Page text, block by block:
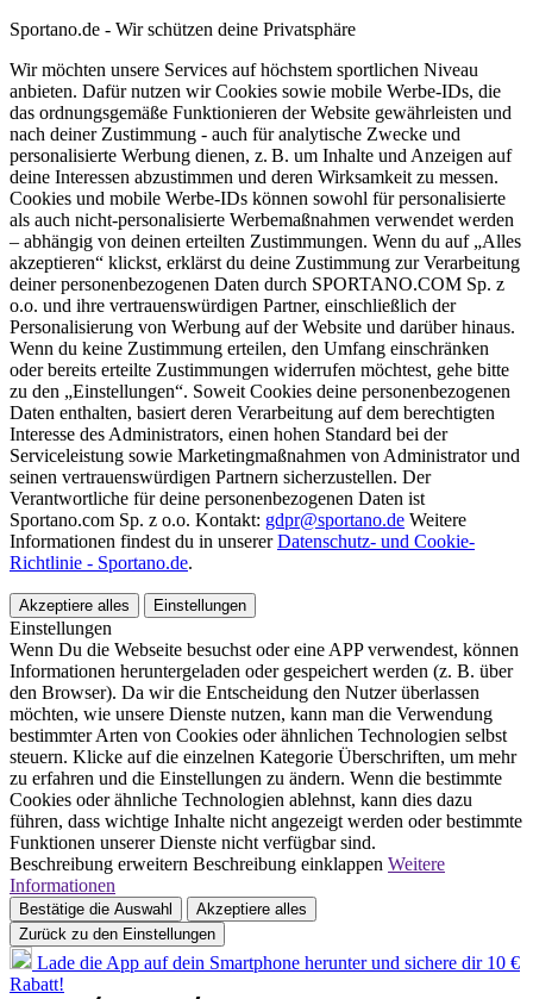
Sportano.de - Wir schützen deine Privatsphäre
Wir möchten unsere Services auf höchstem sportlichen Niveau
anbieten. Dafür nutzen wir Cookies sowie mobile Werbe-IDs, die
das ordnungsgemäße Funktionieren der Website gewährleisten und
nach deiner Zustimmung - auch für analytische Zwecke und
personalisierte Werbung dienen, z. B. um Inhalte und Anzeigen auf
deine Interessen abzustimmen und deren Wirksamkeit zu messen.
Cookies und mobile Werbe-IDs können sowohl für personalisierte
als auch nicht-personalisierte Werbemaßnahmen verwendet werden
– abhängig von deinen erteilten Zustimmungen. Wenn du auf „Alles
akzeptieren“ klickst, erklärst du deine Zustimmung zur Verarbeitung
deiner personenbezogenen Daten durch SPORTANO.COM Sp. z
o.o. und ihre vertrauenswürdigen Partner, einschließlich der
Personalisierung von Werbung auf der Website und darüber hinaus.
Wenn du keine Zustimmung erteilen, den Umfang einschränken
oder bereits erteilte Zustimmungen widerrufen möchtest, gehe bitte
zu den „Einstellungen“. Soweit Cookies deine personenbezogenen
Daten enthalten, basiert deren Verarbeitung auf dem berechtigten
Interesse des Administrators, einen hohen Standard bei der
Serviceleistung sowie Marketingmaßnahmen von Administrator und
seinen vertrauenswürdigen Partnern sicherzustellen. Der
Verantwortliche für deine personenbezogenen Daten ist
Sportano.com Sp. z o.o. Kontakt: gdpr@sportano.de Weitere
Informationen findest du in unsererDatenschutz- und Cookie-
Richtlinie - Sportano.de.
Akzeptiere alles Einstellungen
Einstellungen
Wenn Du die Webseite besuchst oder eine APP verwendest, können
Informationen heruntergeladen oder gespeichert werden (z. B. über
den Browser). Da wir die Entscheidung den Nutzer überlassen
möchten, wie unsere Dienste nutzen, kann man die Verwendung
bestimmter Arten von Cookies oder ähnlichen Technologien selbst
steuern. Klicke auf die einzelnen Kategorie Überschriften, um mehr
zu erfahren und die Einstellungen zu ändern. Wenn die bestimmte
Cookies oder ähnliche Technologien ablehnst, kann dies dazu
führen, dass wichtige Inhalte nicht angezeigt werden oder bestimmte
Funktionen unserer Dienste nicht verfügbar sind.
Beschreibung erweitern Beschreibung einklappen Weitere
Informationen
Bestätige die Auswahl
Akzeptiere alles
Zurück zu den Einstellungen
Lade die App auf dein Smartphone herunter und sichere dir 10 €
Rabatt!